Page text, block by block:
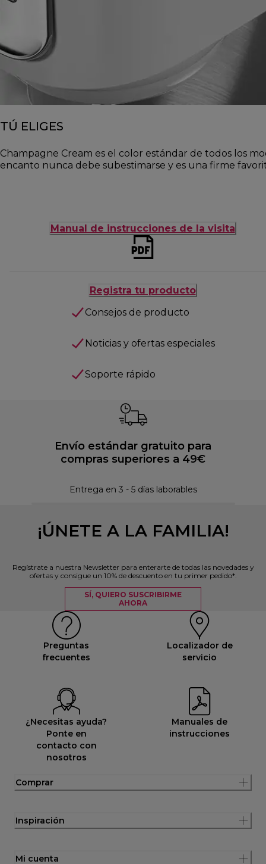
TÚ ELIGES
Champagne Cream es el color estándar de todos los
encanto nunca debe subestimarse y es una firme
Manual de instrucciones de la visita
Registra tu producto
Consejos de producto
Noticias y ofertas especiales
Soporte rápido
Envío estándar gratuito para
compras superiores a 49€
Entrega en 3 - 5 días laborables
¡ÚNETE A LA FAMILIA!
Regístrate a nuestra Newsletter para enterarte de todas las novedades y
ofertas y consigue un 10% de descuento en tu primer pedido*.
SÍ, QUIERO SUSCRIBIRME
AHORA
Preguntas
frecuentes
Localizador de
servicio
¿Necesitas ayuda?
Ponte en
contacto con
nosotros
Manuales de
instrucciones
Comprar
Inspiración
Mi cuenta